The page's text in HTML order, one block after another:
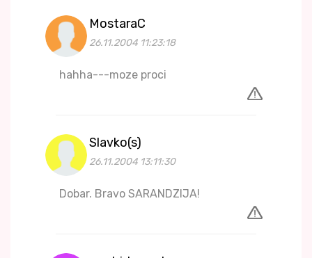
MostaraC
26.11.2004 11:23:18
hahha---moze proci
Slavko(s)
26.11.2004 13:11:30
Dobar. Bravo SARANDZIJA!